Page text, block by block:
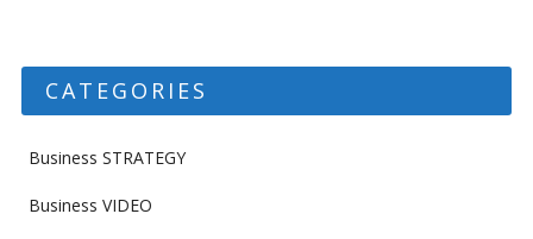
CATEGORIES
Business STRATEGY
Business VIDEO